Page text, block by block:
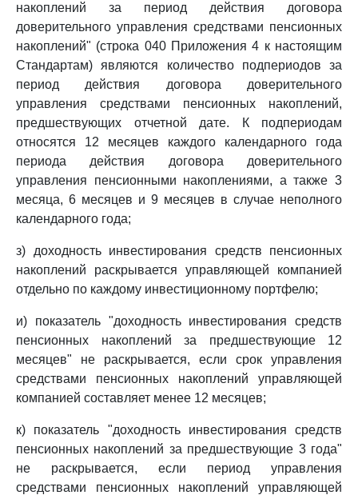
накоплений за период действия договора
доверительного управления средствами пенсионных
накоплений" (строка 040 Приложения 4 к настоящим
Стандартам) являются количество подпериодов за
период действия договора доверительного
управления средствами пенсионных накоплений,
предшествующих отчетной дате. К подпериодам
относятся 12 месяцев каждого календарного года
периода действия договора доверительного
управления пенсионными накоплениями, а также 3
месяца, 6 месяцев и 9 месяцев в случае неполного
календарного года;
з) доходность инвестирования средств пенсионных
накоплений раскрывается управляющей компанией
отдельно по каждому инвестиционному портфелю;
и) показатель "доходность инвестирования средств
пенсионных накоплений за предшествующие 12
месяцев" не раскрывается, если срок управления
средствами пенсионных накоплений управляющей
компанией составляет менее 12 месяцев;
к) показатель "доходность инвестирования средств
пенсионных накоплений за предшествующие 3 года"
не раскрывается, если период управления
средствами пенсионных накоплений управляющей